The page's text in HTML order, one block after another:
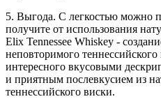
5. Выгода. С легкостью можно
получите от использования
Elix Tennessee Whiskey -
неповторимого
интересного вкусовыми
и приятным послевкусием из
теннессийского виски.